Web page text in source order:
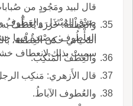
قال لبيد ومَجُودٍ من
صَدْقِ المُبْتَذَل والعَطُوفُ
العأْطُوف: مِصْيَدةٌ فيها
سميت بذلك لانعطاف
والعَطْفةُ: خَرَزَة يُعَطِّفُ به
اللحياني حكى العِطْفة،
والعِطْفُ المَنْكِب.
قال الأَزهري: مَنكِب
والعُطوف الآباطُ.